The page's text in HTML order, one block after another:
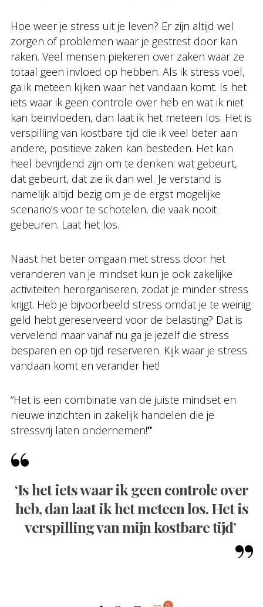
Hoe weer je stress uit je leven? Er zijn altijd wel
zorgen of problemen waar je gestrest door kan
raken. Veel mensen piekeren over zaken waar ze
totaal geen invloed op hebben. Als ik stress voel,
ga ik meteen kijken waar het vandaan komt. Is het
iets waar ik geen controle over heb en wat ik niet
kan beïnvloeden, dan laat ik het meteen los. Het is
verspilling van kostbare tijd die ik veel beter aan
andere, positieve zaken kan besteden. Het kan
heel bevrijdend zijn om te denken: wat gebeurt,
dat gebeurt, dat zie ik dan wel. Je verstand is
namelijk altijd bezig om je de ergst mogelijke
scenario’s voor te schotelen, die vaak nooit
gebeuren. Laat het los.
Naast het beter omgaan met stress door het
veranderen van je mindset kun je ook zakelijke
activiteiten herorganiseren, zodat je minder stress
krijgt. Heb je bijvoorbeeld stress omdat je te weinig
geld hebt gereserveerd voor de belasting? Dat is
vervelend maar vanaf nu ga je jezelf die stress
besparen en op tijd reserveren. Kijk waar je stress
vandaan komt en verander het!
“Het is een combinatie van de juiste mindset en
nieuwe inzichten in zakelijk handelen die je
stressvrij laten ondernemen!”
‘Is het iets waar ik geen controle over
heb, dan laat ik het meteen los. Het is
verspilling van mijn kostbare tijd’